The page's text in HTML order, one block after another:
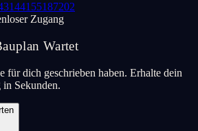
144155187202
Zugang
Wartet
für dich geschrieben haben. Erhalte dein
in Sekunden.